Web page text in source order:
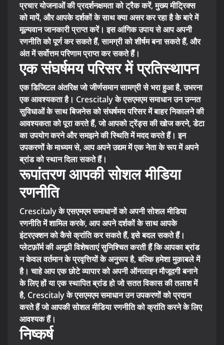
प्रचार योजनाओं की प्रदर्शनक्षमता को ट्रैक करें, मुख्य मीट्रिक्स
को मापें, और आपके दर्शकों के साथ क्या असर कर रहा है के बारे में
मूल्यवान जानकारी प्राप्त करें। इस आंगिक उपाय से आप अपनी
रणनीति को पूर्ण कर सकते हैं, सामग्री को शीर्षम बना सकते हैं, और
अंत में सर्वोत्तम परिणाम प्राप्त कर सकते हैं।
एक संघर्षमय परिसर में प्रतिस्थापन
एक डिजिटल अंतरिक्ष जो जीर्णसमान सामग्री से भरा हुआ है, उभरना
एक आवश्यकता है। Crescitaly के एसएमएम समाधान उन उन्नत
सुविधाओं के साथ बिजनेस को संघर्षमय परिसर में बाहर निकालने की
आवश्यकता को पूरा करते हैं, जो आपको ट्रेंड्स की खोज करने, डेटा
का उपयोग करने और समझने की स्थिति में मदद करते हैं। इन
उपकरणों के माध्यम से, आप अपने उद्यम में एक नेता के रूप में अपने
ब्रांड को स्थान दिला सकते हैं।
रूपांतरण आपकी सोशल मीडिया
रणनीति
Crescitaly के एसएमएम समाधानों को अपनी सोशल मीडिया
रणनीति में शामिल करके, आप अपने दर्शकों के साथ आपके
इंटरएक्शन को कैसे क्रांति कर सकते हैं, इसे बदल सकते हैं।
प्लेटफ़ॉर्म की अनूठी विशेषताएं सुनिश्चित करती हैं कि आपका ब्रांड
न केवल वर्तमान के प्रवृत्तियों के अनुरूप है, बल्कि हमेशा मुक़ाबले में
है। चाहे आप एक छोटे व्यापार को अपनी ऑनलाइन मौजूदगी बनाने
के लिए हों या एक स्थापित ब्रांड हो जो सतत विकास की तलाश में
है, Crescitaly के एसएमएम समाधान उन उपकरणों को प्रदान
करते हैं जो आपकी सोशल मीडिया रणनीति को क्रांति करने के लिए
आवश्यक हैं।
निष्कर्ष